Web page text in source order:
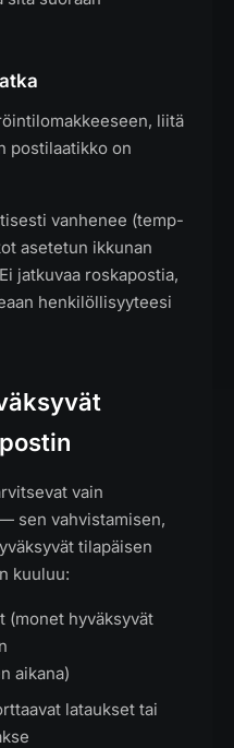
liitä
postilaatikko on
vanhenee (temp-
asetetun ikkunan
jatkuvaa roskapostia,
henkilöllisyyteesi
vain
sen vahvistamisen,
tilapäisen
kuuluu:
(monet hyväksyvät
aikana)
lataukset tai